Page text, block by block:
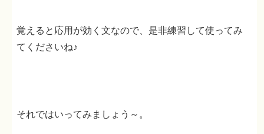
覚えると応用が効く文なので、是非練習して使ってみ
てくださいね♪
それではいってみましょう～。